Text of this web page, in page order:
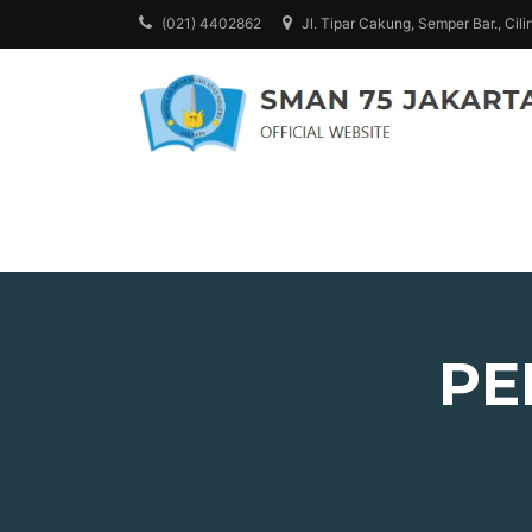
(021) 4402862 Jl. Tipar Cakung, Semper Bar.,